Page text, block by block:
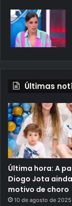
Últimas
Última hora: A
Diogo Jota
motivo de choro
10 de agosto de 2025